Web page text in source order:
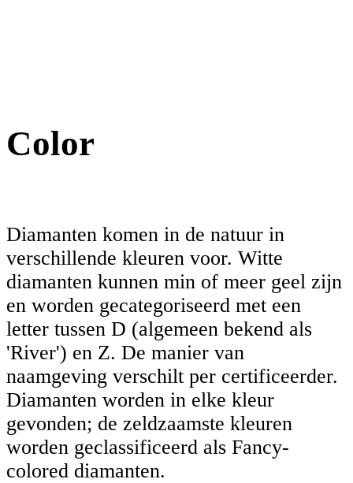
Color
Diamanten komen in de natuur in
verschillende kleuren voor. Witte
diamanten kunnen min of meer geel zijn
en worden gecategoriseerd met een
letter tussen D (algemeen bekend als
'River') en Z. De manier van
naamgeving verschilt per certificeerder.
Diamanten worden in elke kleur
gevonden; de zeldzaamste kleuren
worden geclassificeerd als Fancy-
colored diamanten.